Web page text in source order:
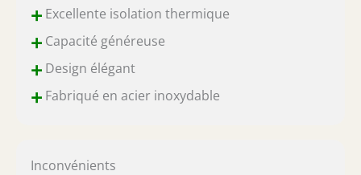
+Excellente isolation thermique
+Capacité généreuse
+Design élégant
+Fabriqué en acier inoxydable
Inconvénients